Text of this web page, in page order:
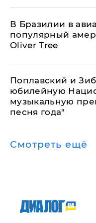
В Бразилии в
популярный
Oliver Tree
Поплавский и
юбилейную
музыкальную
песня года"
Смотреть ещё